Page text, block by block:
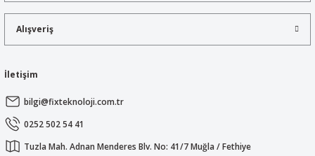
Bu ürüne benzer farklı alternatifler olmalı.
Alışveriş
İletişim
bilgi@fixteknoloji.com.tr
0252 502 54 41
Tuzla Mah. Adnan Menderes Blv. No: 41/7 Muğla / Fethiye